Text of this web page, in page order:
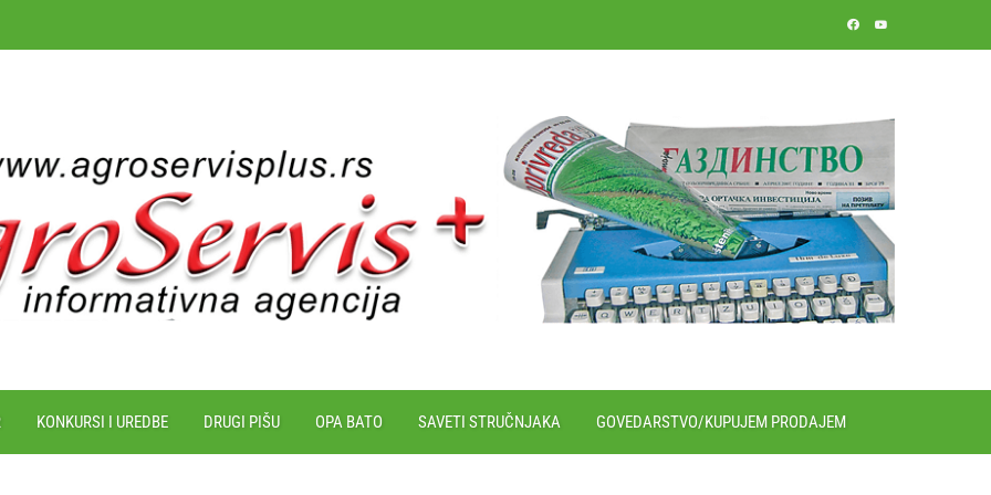
KONKURSI I UREDBE DRUGI PIŠU OPA BATO SAVETI STRUČNJAKA GOVEDARSTVO/KUPUJEM PRODAJEM